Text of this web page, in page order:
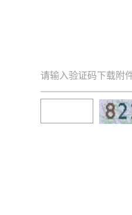
请输入验证码下载附